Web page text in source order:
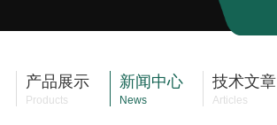
产品展示
Products
新闻中心
News
技术文章
Articles